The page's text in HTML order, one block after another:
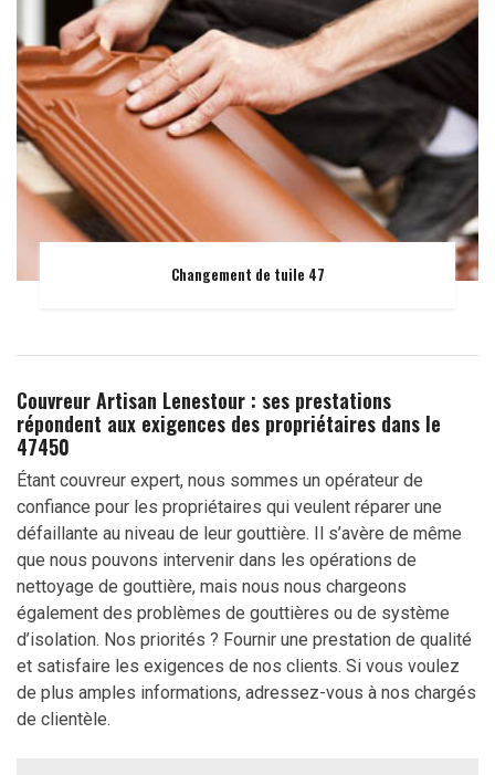
Changement de tuile 47
Couvreur Artisan Lenestour : ses prestations
répondent aux exigences des propriétaires dans le
47450
Étant couvreur expert, nous sommes un opérateur de
confiance pour les propriétaires qui veulent réparer une
défaillante au niveau de leur gouttière. Il s’avère de même
que nous pouvons intervenir dans les opérations de
nettoyage de gouttière, mais nous nous chargeons
également des problèmes de gouttières ou de système
d’isolation. Nos priorités ? Fournir une prestation de qualité
et satisfaire les exigences de nos clients. Si vous voulez
de plus amples informations, adressez-vous à nos chargés
de clientèle.